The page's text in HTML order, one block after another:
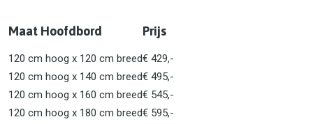
Maat Hoofdbord Prijs
120 cm hoog x 120 cm breed€ 429,-
120 cm hoog x 140 cm breed€ 495,-
120 cm hoog x 160 cm breed€ 545,-
120 cm hoog x 180 cm breed€ 595,-